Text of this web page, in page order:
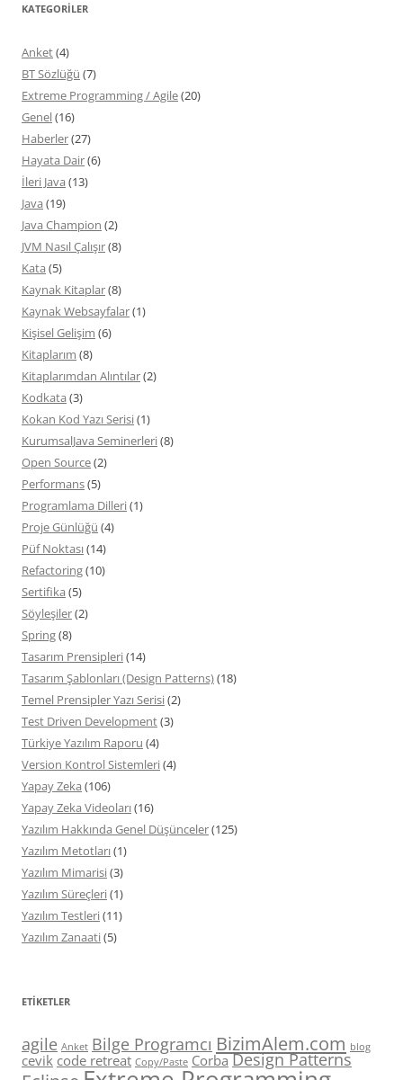
KATEGORILER
Anket(4)
BT Sözlüğü (7)
Extreme Programming / Agile(20)
Genel(16)
Haberler(27)
Hayata Dair(6)
İleri Java (13)
Java (19)
Java Champion (2)
JVM Nasıl Çalışır(8)
Kata (5)
Kaynak Kitaplar(8)
Kaynak Websayfalar(1)
Kişisel Gelişim (6)
Kitaplarım (8)
Kitaplarımdan Alıntılar(2)
Kodkata (3)
Kokan Kod Yazı Serisi(1)
KurumsalJava Seminerleri(8)
Open Source(2)
Performans(5)
Programlama Dilleri(1)
Proje Günlüğü (4)
Püf Noktası(14)
Refactoring(10)
Sertifika (5)
Söyleşiler(2)
Spring(8)
Tasarım Prensipleri(14)
Tasarım Şablonları (Design Patterns)(18)
Temel Prensipler Yazı Serisi(2)
Test Driven Development(3)
Türkiye Yazılım Raporu (4)
Version Kontrol Sistemleri(4)
Yapay Zeka (106)
Yapay Zeka Videoları(16)
Yazılım Hakkında Genel Düşünceler(125)
Yazılım Metotları(1)
Yazılım Mimarisi(3)
Yazılım Süreçleri(1)
Yazılım Testleri(11)
Yazılım Zanaati(5)
ETIKETLER
agile Anket Bilge Programcı BizimAlem.com blog
cevik code retreat Copy/Paste Corba Design Patterns